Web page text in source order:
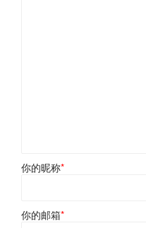
你的昵称*
你的邮箱*